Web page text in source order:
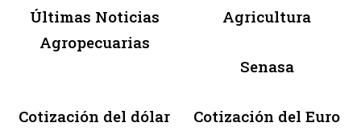
Últimas Noticias
Agropecuarias
Agricultura
Senasa
Cotización del dólar Cotización del Euro